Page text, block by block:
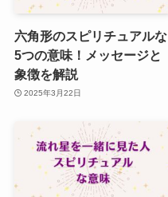
六角形のスピリチュアルな
5つの意味！メッセージと
象徴を解説
2025年3月22日